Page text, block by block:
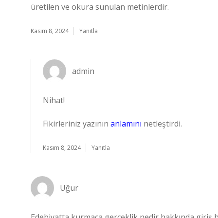
üretilen ve okura sunulan metinlerdir.
Kasım 8, 2024 Yanıtla
admin
Nihat!
Fikirleriniz yazının anlamını netleştirdi.
Kasım 8, 2024 Yanıtla
Uğur